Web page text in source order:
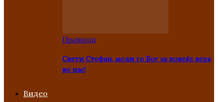
Празници
Свети Стефан, моли го Бог за повеќе вера
во нас!
Видео